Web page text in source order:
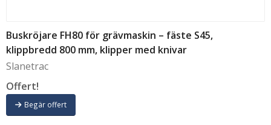
Buskröjare FH80 för grävmaskin – fäste S45,
klippbredd 800 mm, klipper med knivar
Slanetrac
Offert!
Begär offert